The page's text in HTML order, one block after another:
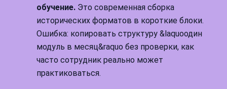
обучение. Это современная сборка
исторических форматов в короткие блоки.
Ошибка: копировать структуру &laquoодин
модуль в месяц&raquo без проверки, как
часто сотрудник реально может
практиковаться.